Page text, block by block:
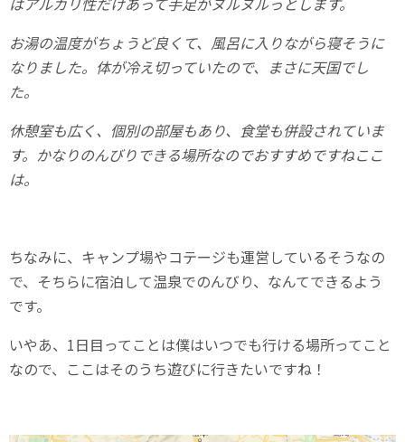
お湯の温度がちょうど良くて、風呂に入りながら寝そうに
なりました。体が冷え切っていたので、まさに天国でし
た。
休憩室も広く、個別の部屋もあり、食堂も併設されていま
す。かなりのんびりできる場所なのでおすすめですねここ
は。
ちなみに、キャンプ場やコテージも運営しているそうなの
で、そちらに宿泊して温泉でのんびり、なんてできるよう
です。
いやあ、1日目ってことは僕はいつでも行ける場所ってこと
なので、ここはそのうち遊びに行きたいですね！